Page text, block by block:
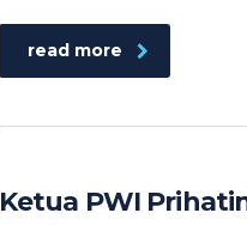
read more
Ketua PWI